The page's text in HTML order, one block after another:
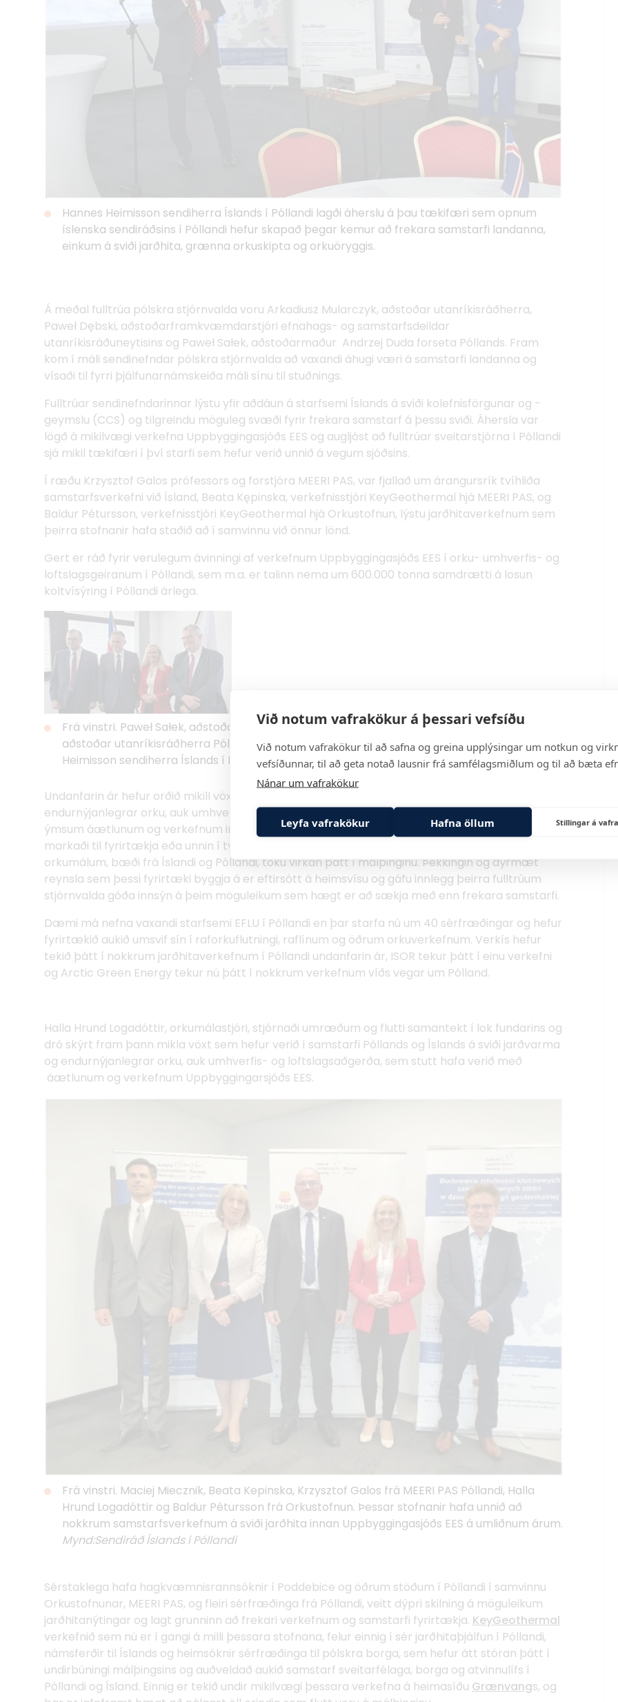
Við notum vafrakökur á þessari vefsíðu
Við notum vafrakökur til að safna og greina upplýsingar um notkun og
vefsíðunnar, til að geta notað lausnir frá samfélagsmiðlum og til að bæta
Nánar um vafrakökur
Leyfa vafrakökur Hafna öllum Stillingar á
Hannes Heimisson sendiherra Íslands í Póllandi lagði áherslu á þau tækifæri sem opnum
íslenska sendiráðsins í Póllandi hefur skapað þegar kemur að frekara samstarfi landanna,
einkum á sviði jarðhita, grænna orkuskipta og orkuöryggis.
Á meðal fulltrúa pólskra stjórnvalda voru Arkadiusz Mularczyk, aðstoðar utanríkisráðherra,
Paweł Dębski, aðstoðarframkvæmdarstjóri efnahags- og samstarfsdeildar
utanríkisráðuneytisins og Paweł Sałek, aðstoðarmaður Andrzej Duda forseta Póllands. Fram
kom í máli sendinefndar pólskra stjórnvalda að vaxandi áhugi væri á samstarfi landanna og
vísaði til fyrri þjálfunarnámskeiða máli sínu til stuðnings.
Fulltrúar sendinefndarinnar lýstu yfir aðdáun á starfsemi Íslands á sviði kolefnisförgunar og -
geymslu (CCS) og tilgreindu möguleg svæði fyrir frekara samstarf á þessu sviði. Áhersla var
lögð á mikilvægi verkefna Uppbyggingasjóðs EES og augljóst að fulltrúar sveitarstjórna í Póllandi
sjá mikil tækifæri í því starfi sem hefur verið unnið á vegum sjóðsins.
Í ræðu Krzysztof Galos prófessors og forstjóra MEERI PAS, var fjallað um árangursrík tvíhliða
samstarfsverkefni við Ísland, Beata Kępinska, verkefnisstjóri KeyGeothermal hjá MEERI PAS, og
Baldur Pétursson, verkefnisstjóri KeyGeothermal hjá Orkustofnun, lýstu jarðhitaverkefnum sem
þeirra stofnanir hafa staðið að í samvinnu við önnur lönd.
Gert er ráð fyrir verulegum ávinningi af verkefnum Uppbyggingasjóðs EES í orku- umhverfis- og
loftslagsgeiranum í Póllandi, sem m.a. er talinn nema um 600.000 tonna samdrætti á losun
koltvísýring í Póllandi árlega.
Frá vinstri. Paweł Sałek, aðstoðarmaður Andrzej Duda forseta Póllands, Arkadiusz Mularczyk,
aðstoðar utanríkisráðherra Póllands, Halla Hrund Logadóttir orkumálamálastjóri og Hannes
Heimisson sendiherra Íslands í Póllandi.Mynd:Sendiráð Íslands í Póllandi
Undanfarin ár hefur orðið mikill vöxtur í samstarfi Póllands og Íslands á sviði jarðvarma og
endurnýjanlegrar orku, auk umhverfis- og loftslagsaðgerða. Samstarf hefur verið stutt með
ýmsum áætlunum og verkefnum innan Uppbyggingarsjóðs EES, sem hafa verið boðin út á
markaði til fyrirtækja eða unnin í tvíhliða samstarfi landanna. Fulltrúar öflugra fyrirtækja í
orkumálum, bæði frá Íslandi og Póllandi, tóku virkan þátt í málþinginu. Þekkingin og dýrmæt
reynsla sem þessi fyrirtæki byggja á er eftirsótt á heimsvísu og gáfu innlegg þeirra fulltrúum
stjórnvalda góða innsýn á þeim möguleikum sem hægt er að sækja með enn frekara samstarfi.
Dæmi má nefna vaxandi starfsemi EFLU í Póllandi en þar starfa nú um 40 sérfræðingar og hefur
fyrirtækið aukið umsvif sín í raforkuflutningi, raflínum og öðrum orkuverkefnum. Verkís hefur
tekið þátt í nokkrum jarðhitaverkefnum í Póllandi undanfarin ár, ISOR tekur þátt í einu verkefni
og Arctic Green Energy tekur nú þátt í nokkrum verkefnum víðs vegar um Pólland.
Halla Hrund Logadóttir, orkumálastjóri, stjórnaði umræðum og flutti samantekt í lok fundarins og
dró skýrt fram þann mikla vöxt sem hefur verið í samstarfi Póllands og Íslands á sviði jarðvarma
og endurnýjanlegrar orku, auk umhverfis- og loftslagsaðgerða, sem stutt hafa verið með
áætlunum og verkefnum Uppbyggingarsjóðs EES.
Frá vinstri. Maciej Miecznik, Beata Kepinska, Krzysztof Galos frá MEERI PAS Póllandi, Halla
Hrund Logadóttir og Baldur Pétursson frá Orkustofnun. Þessar stofnanir hafa unnið að
nokkrum samstarfsverkefnum á sviði jarðhita innan Uppbyggingasjóðs EES á umliðnum árum.
Mynd:Sendiráð Íslands í Póllandi
Sérstaklega hafa hagkvæmnisrannsóknir í Poddebice og öðrum stöðum í Póllandi í samvinnu
Orkustofnunar, MEERI PAS, og fleiri sérfræðinga frá Póllandi, veitt dýpri skilning á möguleikum
jarðhitanýtingar og lagt grunninn að frekari verkefnum og samstarfi fyrirtækja. KeyGeothermal
verkefnið sem nú er í gangi á milli þessara stofnana, felur einnig í sér jarðhitaþjálfun í Póllandi,
námsferðir til Íslands og heimsóknir sérfræðinga til pólskra borga, sem hefur átt stóran þátt í
undirbúningi málþingsins og auðveldað aukið samstarf sveitarfélaga, borga og atvinnulífs í
Póllandi og Ísland. Einnig er tekið undir mikilvægi þessara verkefna á heimasíðu Grænvangs, og